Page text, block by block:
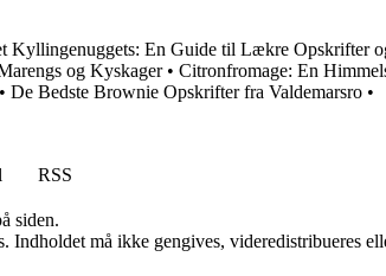
Kyllingenuggets: En Guide til Lækre Opskrifter
og Kyskager• Citronfromage: En
De Bedste Brownie Opskrifter fra Valdemarsro •
RSS
siden.
må ikke gengives, videredistribueres